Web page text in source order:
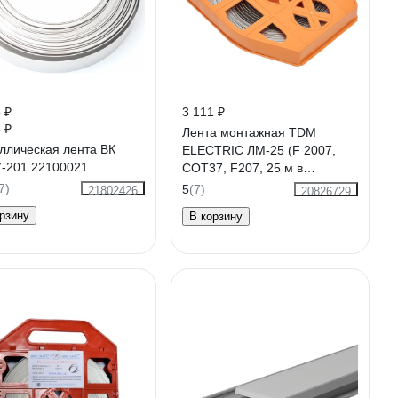
₽
₽
лента ВК
201 22100021
21802426
3 111 ₽
Лента монтажная TDM
ELECTRIC ЛМ-25 (F 2007,
COT37, F207, 25 м в
упаковке) SQ0412-0104
5(7)
20826729
В корзину